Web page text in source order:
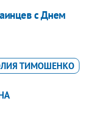
с Днем
ТИМОШЕНКО